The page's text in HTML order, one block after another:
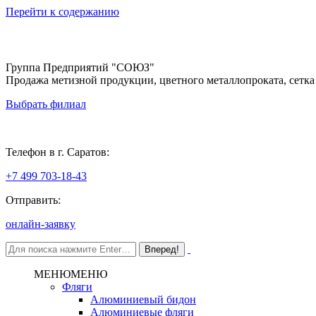
Перейти к содержанию
Группа Предприятий "СОЮЗ"
Продажа метизной продукции, цветного металлопроката,
Выбрать филиал
Телефон в г. Саратов:
+7 499 703-18-43
Отправить:
онлайн-заявку
МЕНЮМЕНЮ
Фляги
Алюминиевый бидон
Алюминиевые фляги